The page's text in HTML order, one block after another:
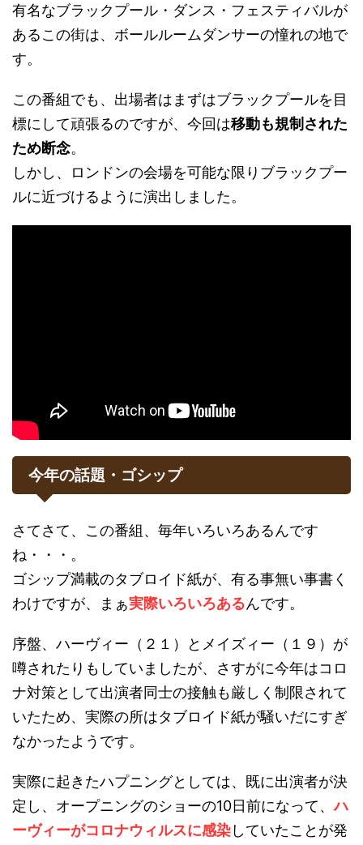
有名なブラックプール・ダンス・フェスティバルが
あるこの街は、ボールルームダンサーの憧れの地で
す。
この番組でも、出場者はまずはブラックプールを目
標にして頑張るのですが、今回は移動も規制された
ため断念。
しかし、ロンドンの会場を可能な限りブラックプー
ルに近づけるように演出しました。
今年の話題・ゴシップ
さてさて、この番組、毎年いろいろあるんです
ね・・・。
ゴシップ満載のタブロイド紙が、有る事無い事書く
わけですが、まぁ実際いろいろあるんです。
序盤、ハーヴィー（２１）とメイズィー（１９）が
噂されたりもしていましたが、さすがに今年はコロ
ナ対策として出演者同士の接触も厳しく制限されて
いたため、実際の所はタブロイド紙が騒いだにすぎ
なかったようです。
実際に起きたハプニングとしては、既に出演者が決
定し、オープニングのショーの10日前になって、ハ
ーヴィーがコロナウィルスに感染していたことが発